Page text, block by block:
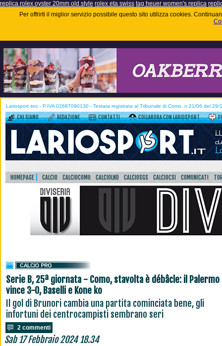
replica rolex oyster 20mm old style rolex eta swiss tag heuer women's replica
Per offrirti il miglior servizio possibile questo sito utilizza cookies.
Lariosport snc - P.IVA 02687090130 - Testata registrata al Tribunale di Como, n.21/06 del 29/
CHI SIAMO REDAZIONE CONTATTI COLLABORA CON LARIOSPORT
HOMEPAGE CALCIO CALCIOCOMO CALCIOLND CALCIOSGS CALCIOCSI COMUNICATI
Serie B, 25ª giornata - Como, stavolta è débâcle: il Palermo
vince 3-0, Baselli e Kone ko
Il gol di Brunori cambia una partita cominciata bene, gli
infortuni dei centrocampisti sembrano seri
2 commenti
Sab 17 Febbraio 2024 18.34